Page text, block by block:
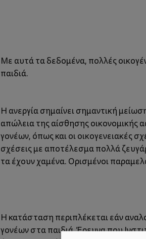
Με αυτά τα δεδομένα, πολλές
παιδιά.
Η ανεργία σημαίνει σημαντική
απώλεια της αίσθησης οικονομικής
γονέων, όπως και οι οικογενειακές
σχέσεις με αποτέλεσμα πολλά
τα έχουν χαμένα. Ορισμένοι
Η κατάσταση περιπλέκεται εάν
γονέων στα παιδιά. Έρευνα που